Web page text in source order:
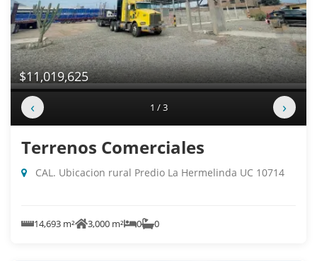
$11,019,625
‹ 1 / 3 ›
Terrenos Comerciales
CAL. Ubicacion rural Predio La Hermelinda UC 10714
14,693 m² 3,000 m² 0 0